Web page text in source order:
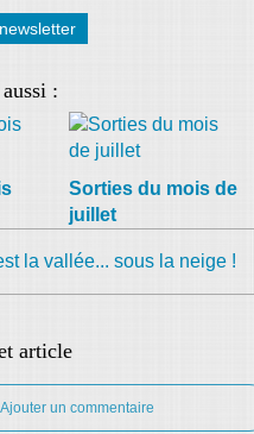
:
Sorties du mois de
juillet
la vallée... sous la neige !
article
Ajouter un commentaire